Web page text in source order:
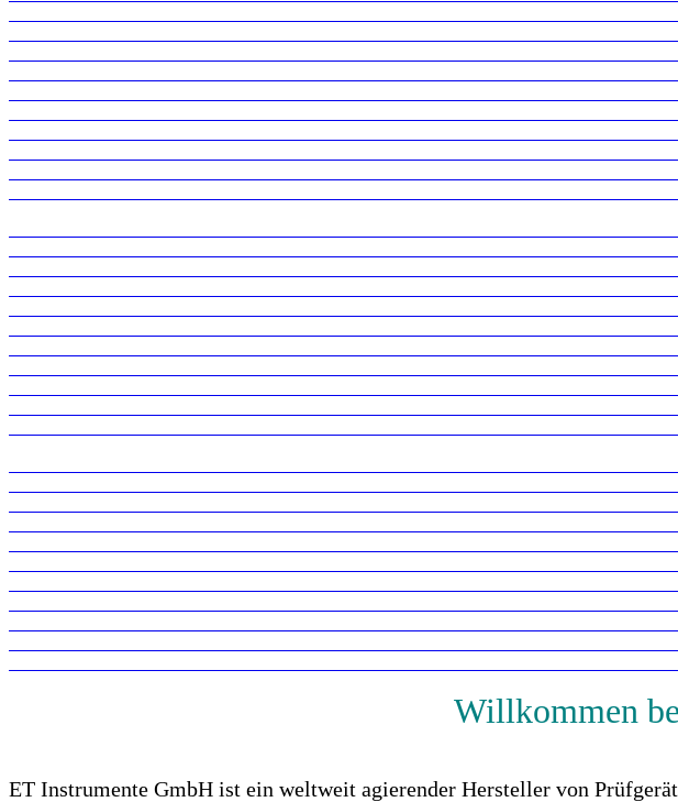
Willkommen
ET Instrumente GmbH ist ein weltweit agierender Hersteller von